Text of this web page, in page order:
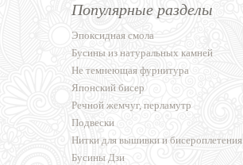
Популярные разделы
Эпоксидная смола
Бусины из натуральных камней
Не темнеющая фурнитура
Японский бисер
Речной жемчуг, перламутр
Подвески
Нитки для вышивки и бисероплетения
Бусины Дзи